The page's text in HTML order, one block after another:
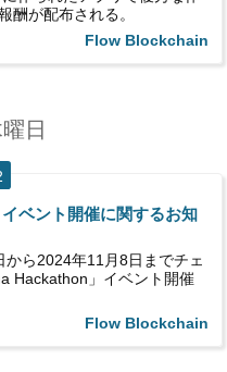
酬が配布される。
Flow Blockchain
日
ベント開催に関するお知
ら2024年11月8日までチェ
Hackathon」イベント開催
Flow Blockchain